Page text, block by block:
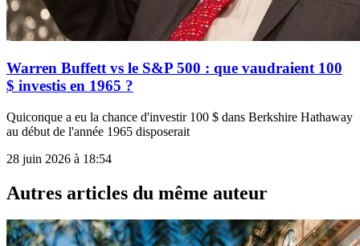
Warren Buffett vs le S&P 500 : que vaudraient 100
$ investis en 1965 ?
Quiconque a eu la chance d'investir 100 $ dans Berkshire Hathaway
au début de l'année 1965 disposerait
28 juin 2026 à 18:54
Autres articles du même auteur